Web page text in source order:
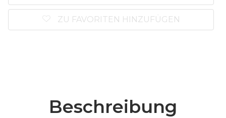
ZU FAVORITEN HINZUFÜGEN
Beschreibung